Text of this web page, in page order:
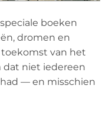
boeken
dromen en
van het
dat niet iedereen
— en misschien